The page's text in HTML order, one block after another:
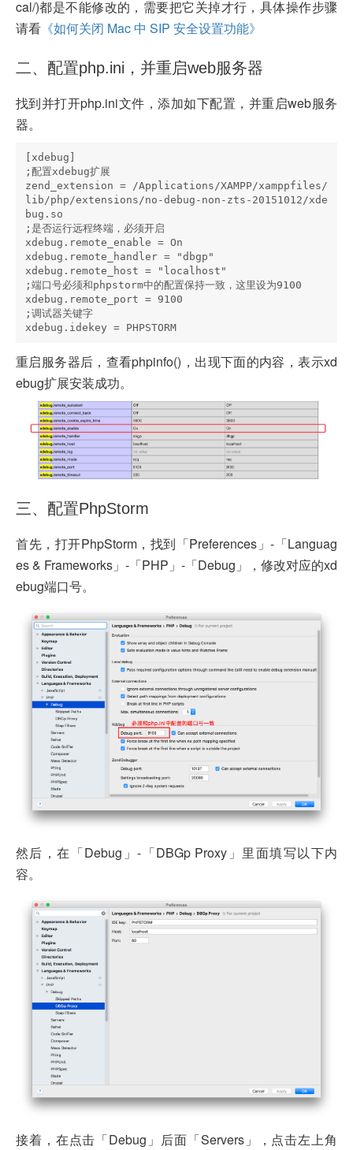
cal/)都是不能修改的，需要把它关掉才行，具体操作步骤
请看 《如何关闭 Mac 中 SIP 安全设置功能》
二、配置php.ini，并重启web服务器
找到并打开php.ini文件，添加如下配置，并重启web服务
器。
[xdebug]
;配置xdebug扩展
zend_extension = /Applications/XAMPP/xamppfiles/
lib/php/extensions/no-debug-non-zts-20151012/xde
bug.so
;是否运行远程终端，必须开启
xdebug.remote_enable = On
xdebug.remote_handler = "dbgp"
xdebug.remote_host = "localhost"
;端口号必须和phpstorm中的配置保持一致，这里设为9100
xdebug.remote_port = 9100
;调试器关键字
重启服务器后，查看phpinfo()，出现下面的内容，表示xd
ebug扩展安装成功。
三、配置PhpStorm
首先，打开PhpStorm，找到「Preferences」-「Languag
es & Frameworks」-「PHP」-「Debug」，修改对应的xd
ebug端口号。
然后，在「Debug」-「DBGp Proxy」里面填写以下内
容。
接着，在点击「Debug」后面「Servers」，点击左上角